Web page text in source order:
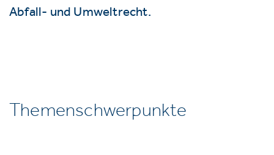
Abfall- und Umweltrecht.
Themenschwerpunkte